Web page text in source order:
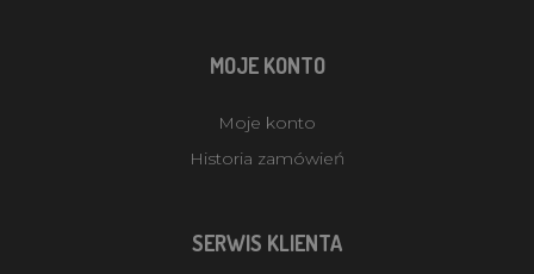
MOJE KONTO
Moje konto
Historia zamówień
SERWIS KLIENTA